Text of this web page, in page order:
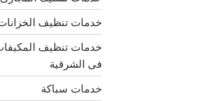
خدمات تنظيف
خدمات تنظيف
فى الشرقية
خدمات سباكة